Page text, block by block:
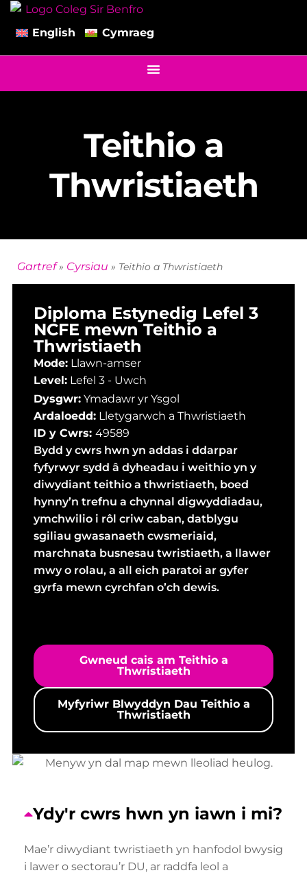
English Cymraeg
Teithio a
Thwristiaeth
Gartref» Cyrsiau » Teithio a Thwristiaeth
Diploma Estynedig Lefel 3
NCFE mewn Teithio a
Thwristiaeth
Mode: Llawn-amser
Level: Lefel 3 - Uwch
Dysgwr: Ymadawr yr Ysgol
Ardaloedd: Lletygarwch a Thwristiaeth
ID y Cwrs: 49589
Bydd y cwrs hwn yn addas i ddarpar
fyfyrwyr sydd â dyheadau i weithio yn y
diwydiant teithio a thwristiaeth, boed
hynny’n trefnu a chynnal digwyddiadau,
ymchwilio i rôl criw caban, datblygu
sgiliau gwasanaeth cwsmeriaid,
marchnata busnesau twristiaeth, a llawer
mwy o rolau, a all eich paratoi ar gyfer
gyrfa mewn cyrchfan o’ch dewis.
Gwneud cais am Teithio a
Thwristiaeth
Myfyriwr Blwyddyn Dau Teithio a
Thwristiaeth
Ydy'r cwrs hwn yn iawn i mi?
Mae’r diwydiant twristiaeth yn hanfodol bwysig
i lawer o sectorau’r DU, ar raddfa leol a